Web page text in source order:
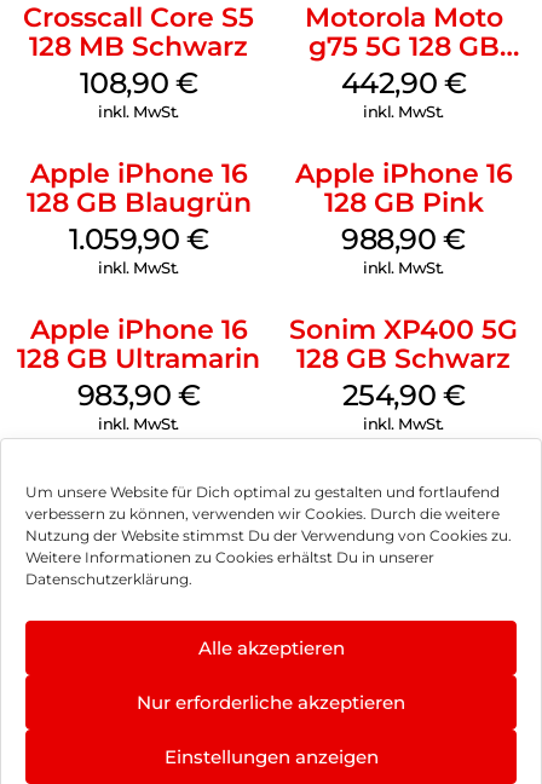
Um unsere Website für Dich optimal zu gestalten und fortlaufend
verbessern zu können, verwenden wir Cookies. Durch die weitere
Nutzung der Website stimmst Du der Verwendung von Cookies zu.
Weitere Informationen zu Cookies erhältst Du in unserer
Datenschutzerklärung.
Alle akzeptieren
Nur erforderliche akzeptieren
Einstellungen anzeigen
Crosscall Core S5
128 MB Schwarz
108,90 €
inkl. MwSt.
Motorola Moto
g75 5G 128 GB
Charcoal Gray
442,90 €
inkl. MwSt.
Apple iPhone 16
128 GB Blaugrün
1.059,90 €
inkl. MwSt.
Apple iPhone 16
128 GB Pink
988,90€
inkl. MwSt.
Apple iPhone 16
128 GB Ultramarin
983,90 €
inkl. MwSt.
Sonim XP400 5G
128 GB Schwarz
254,90 €
inkl. MwSt.
Impressum
Hinweis zur Batterieentsorgung
Newsletter